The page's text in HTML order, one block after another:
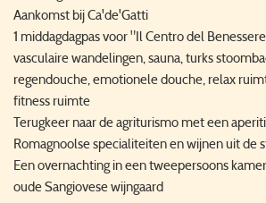
Aankomst bij Ca'de'Gatti
1 middagdagpas voor "Il Centro del
vasculaire wandelingen, sauna, turks
regendouche, emotionele douche, relax
fitness ruimte
Terugkeer naar de agriturismo met een
Romagnoolse specialiteiten en wijnen uit de
Een overnachting in een tweepersoons
oude Sangiovese wijngaard